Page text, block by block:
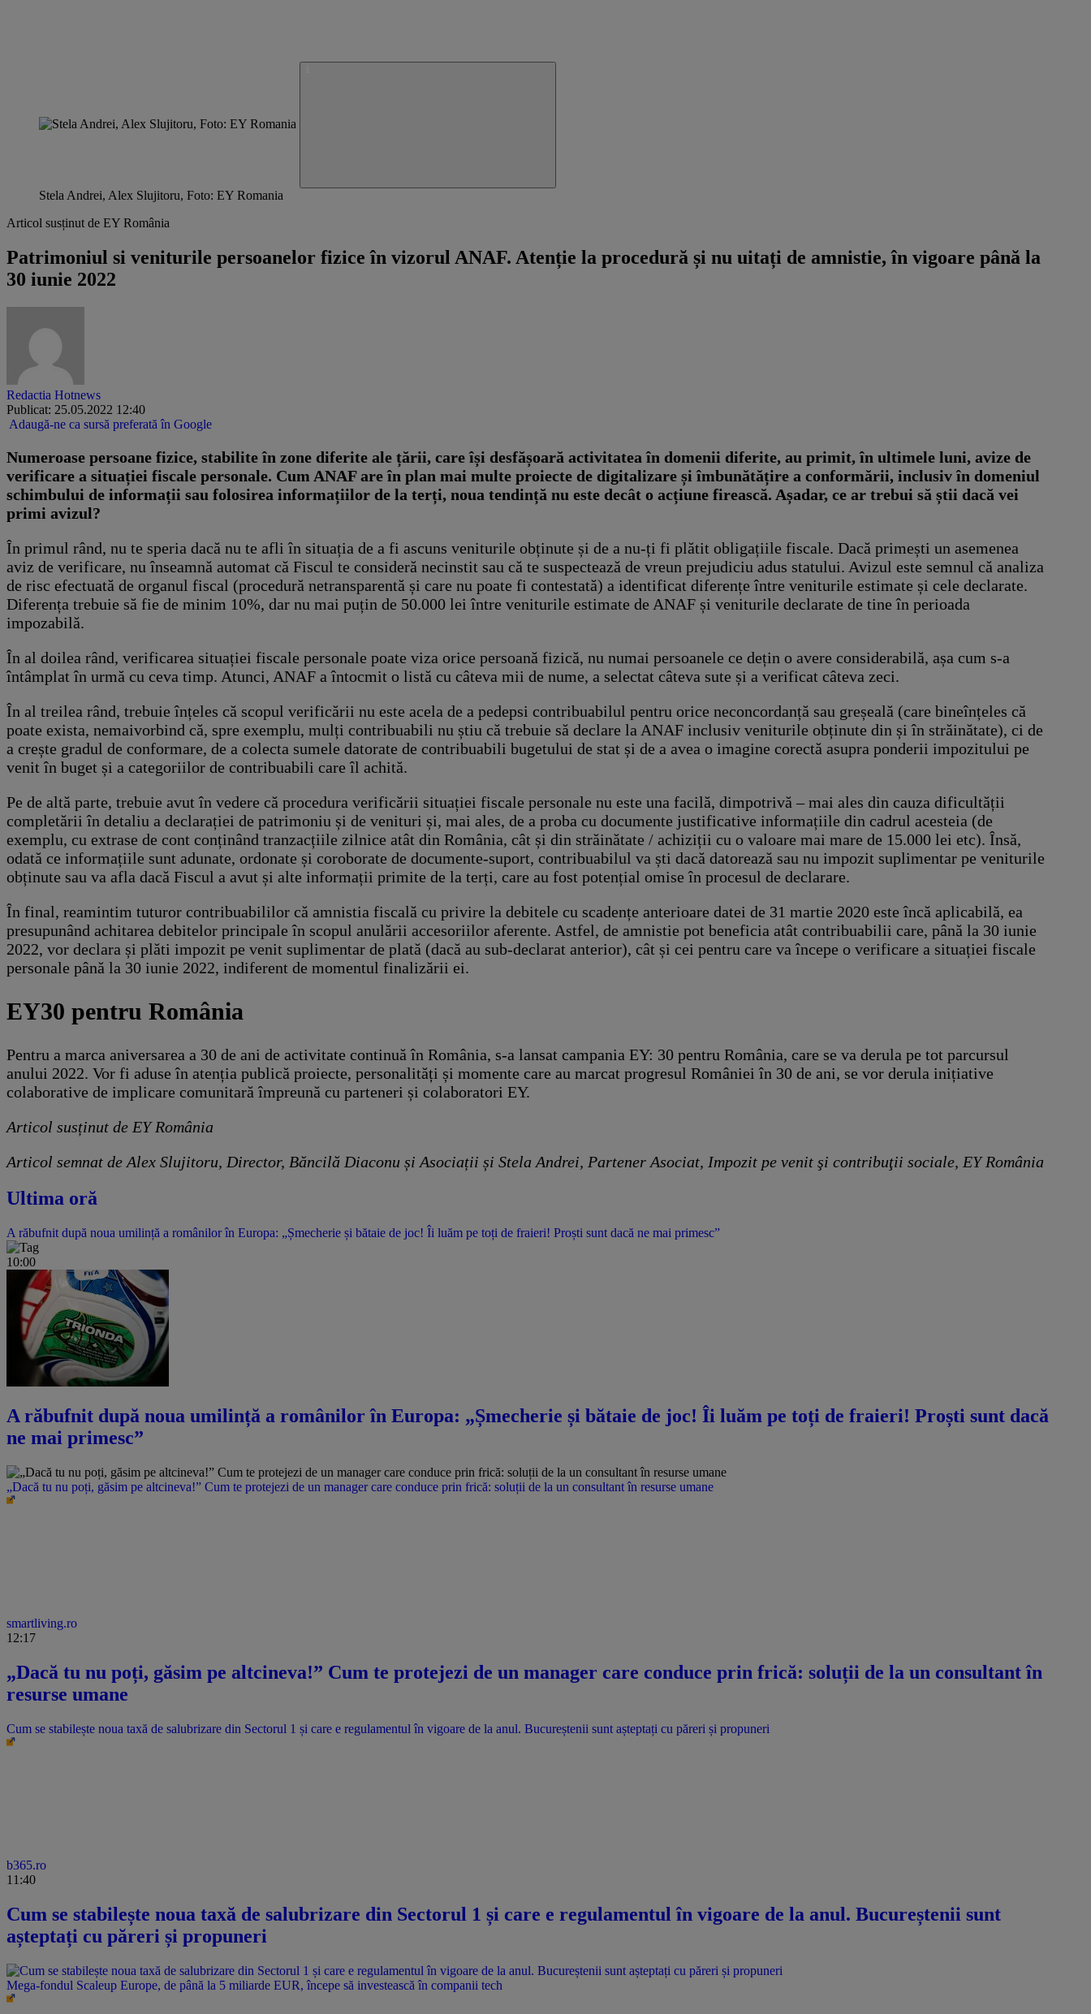
Stela Andrei, Alex Slujitoru, Foto: EY Romania
Articol susținut de EY România
Patrimoniul si veniturile persoanelor fizice în vizorul ANAF. Atenție la procedură și nu uitați de amnistie, în vigoare până la
30 iunie 2022
Redactia Hotnews
Publicat: 25.05.2022 12:40
Adaugă-ne ca sursă preferată în Google
​Numeroase persoane fizice, stabilite în zone diferite ale țării, care își desfășoară activitatea în domenii diferite, au primit, în ultimele luni, avize de
verificare a situației fiscale personale. Cum ANAF are în plan mai multe proiecte de digitalizare și îmbunătățire a conformării, inclusiv în domeniul
schimbului de informații sau folosirea informațiilor de la terți, noua tendință nu este decât o acțiune firească. Așadar, ce ar trebui să știi dacă vei
primi avizul?
În primul rând, nu te speria dacă nu te afli în situația de a fi ascuns veniturile obținute și de a nu-ți fi plătit obligațiile fiscale. Dacă primești un asemenea
aviz de verificare, nu înseamnă automat că Fiscul te consideră necinstit sau că te suspectează de vreun prejudiciu adus statului. Avizul este semnul că analiza
de risc efectuată de organul fiscal (procedură netransparentă și care nu poate fi contestată) a identificat diferențe între veniturile estimate și cele declarate.
Diferența trebuie să fie de minim 10%, dar nu mai puțin de 50.000 lei între veniturile estimate de ANAF și veniturile declarate de tine în perioada
impozabilă.
În al doilea rând, verificarea situației fiscale personale poate viza orice persoană fizică, nu numai persoanele ce dețin o avere considerabilă, așa cum s-a
întâmplat în urmă cu ceva timp. Atunci, ANAF a întocmit o listă cu câteva mii de nume, a selectat câteva sute și a verificat câteva zeci.
În al treilea rând, trebuie înțeles că scopul verificării nu este acela de a pedepsi contribuabilul pentru orice neconcordanță sau greșeală (care bineînțeles că
poate exista, nemaivorbind că, spre exemplu, mulți contribuabili nu știu că trebuie să declare la ANAF inclusiv veniturile obținute din și în străinătate), ci de
a crește gradul de conformare, de a colecta sumele datorate de contribuabili bugetului de stat și de a avea o imagine corectă asupra ponderii impozitului pe
venit în buget și a categoriilor de contribuabili care îl achită.
Pe de altă parte, trebuie avut în vedere că procedura verificării situației fiscale personale nu este una facilă, dimpotrivă – mai ales din cauza dificultății
completării în detaliu a declarației de patrimoniu și de venituri și, mai ales, de a proba cu documente justificative informațiile din cadrul acesteia (de
exemplu, cu extrase de cont conținând tranzacțiile zilnice atât din România, cât și din străinătate / achiziții cu o valoare mai mare de 15.000 lei etc). Însă,
odată ce informațiile sunt adunate, ordonate și coroborate de documente-suport, contribuabilul va ști dacă datorează sau nu impozit suplimentar pe veniturile
obținute sau va afla dacă Fiscul a avut și alte informații primite de la terți, care au fost potențial omise în procesul de declarare.
În final, reamintim tuturor contribuabililor că amnistia fiscală cu privire la debitele cu scadențe anterioare datei de 31 martie 2020 este încă aplicabilă, ea
presupunând achitarea debitelor principale în scopul anulării accesoriilor aferente. Astfel, de amnistie pot beneficia atât contribuabilii care, până la 30 iunie
2022, vor declara și plăti impozit pe venit suplimentar de plată (dacă au sub-declarat anterior), cât și cei pentru care va începe o verificare a situației fiscale
personale până la 30 iunie 2022, indiferent de momentul finalizării ei.
EY30 pentru România
Pentru a marca aniversarea a 30 de ani de activitate continuă în România, s-a lansat campania EY: 30 pentru România, care se va derula pe tot parcursul
anului 2022. Vor fi aduse în atenția publică proiecte, personalități și momente care au marcat progresul României în 30 de ani, se vor derula inițiative
colaborative de implicare comunitară împreună cu parteneri și colaboratori EY.
Articol susținut de EY România
Articol semnat de Alex Slujitoru, Director, Băncilă Diaconu și Asociații și Stela Andrei, Partener Asociat, Impozit pe venit şi contribuţii sociale, EY România
Ultima oră
A răbufnit după noua umilință a românilor în Europa: „Șmecherie și bătaie de joc! Îi luăm pe toți de fraieri! Proști sunt dacă ne mai primesc”
10:00
A răbufnit după noua umilință a românilor în Europa: „Șmecherie și bătaie de joc! Îi luăm pe toți de fraieri! Proști sunt dacă
ne mai primesc”
„Dacă tu nu poți, găsim pe altcineva!” Cum te protejezi de un manager care conduce prin frică: soluții de la un consultant în resurse umane
smartliving.ro
12:17
„Dacă tu nu poți, găsim pe altcineva!” Cum te protejezi de un manager care conduce prin frică: soluții de la un consultant în
resurse umane
Cum se stabilește noua taxă de salubrizare din Sectorul 1 și care e regulamentul în vigoare de la anul. Bucureștenii sunt așteptați cu păreri și propuneri
b365.ro
11:40
Cum se stabilește noua taxă de salubrizare din Sectorul 1 și care e regulamentul în vigoare de la anul. Bucureștenii sunt
așteptați cu păreri și propuneri
Mega-fondul Scaleup Europe, de până la 5 miliarde EUR, începe să investească în companii tech